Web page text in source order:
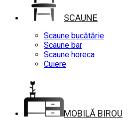
SCAUNE
Scaune bucătărie
Scaune bar
Scaune horeca
Cuiere
MOBILĂ BIROU